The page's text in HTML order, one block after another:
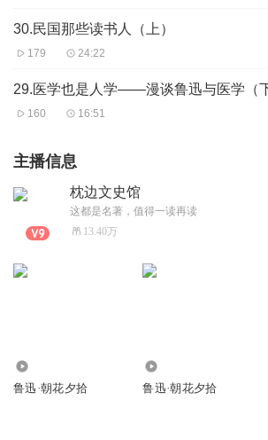
30.民国那些读书人（上）
179 24:22
29.医学也是人学——漫谈鲁迅与医学（
160 16:51
主播信息
枕边文史馆
这都是名著，值得一读再读
13.40万
鲁迅·朝花夕拾 鲁迅·朝花夕拾